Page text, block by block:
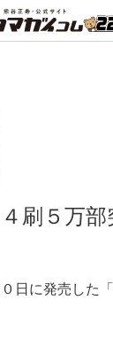
４刷５万
日に発売した